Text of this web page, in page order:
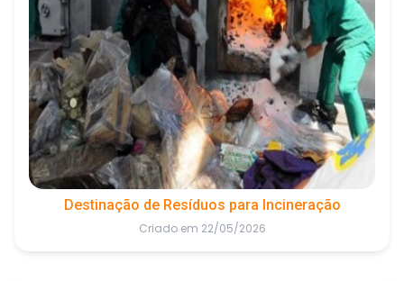
Destinação de Resíduos para Incineração
Criado em 22/05/2026